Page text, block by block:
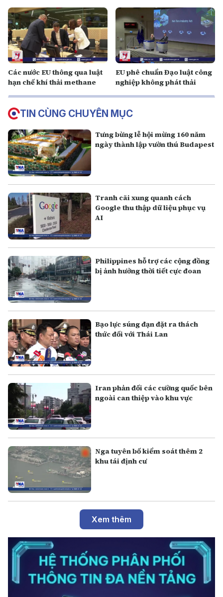
Các nước EU thông qua luật
hạn chế khí thải methane
EU phê chuẩn Đạo luật công
nghiệp không phát thải
TIN CÙNG CHUYÊN MỤC
Tưng bừng lễ hội mừng 160 năm
ngày thành lập vườn thú Budapest
Tranh cãi xung quanh cách
Google thu thập dữ liệu phục vụ
AI
Philippines hỗ trợ các cộng đồng
bị ảnh hưởng thời tiết cực đoan
Bạo lực súng đạn đặt ra thách
thức đối với Thái Lan
Iran phản đối các cường quốc bên
ngoài can thiệp vào khu vực
Nga tuyên bố kiểm soát thêm 2
khu tái định cư
Xem thêm